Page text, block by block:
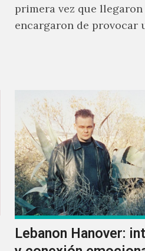
primera vez que llegaron
encargaron de provocar
Lebanon Hanover: